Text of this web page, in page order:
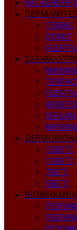
ΠΕΡΜΑΝΙΤΕΣ
TEMAC
DONIT
SEALAN
1200 ˚C
1100 ˚C
750 ˚C
550 ˚C